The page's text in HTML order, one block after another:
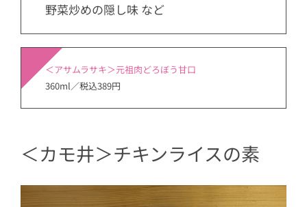
野菜炒めの隠し味 など
＜アサムラサキ＞元祖肉どろぼう甘口
360ml／税込389円
＜カモ井＞チキンライスの素